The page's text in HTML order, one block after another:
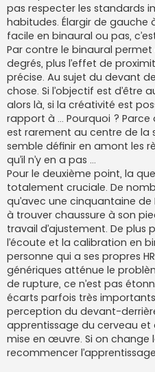
pas respecter les standards
habitudes. Élargir de
facile en binaural ou pas,
Par contre le binaural permet
degrés, plus l’effet de
précise. Au sujet du devant
chose. Si l’objectif est d’être
alors là, si la créativité est
rapport à … Pourquoi ?
est rarement au centre de la
semble définir en amont les
qu’il n’y en a pas …
Pour le deuxième point, la
totalement cruciale. De
qu’avec une cinquantaine de
à trouver chaussure à son
travail d’ajustement. De plus
l’écoute et la calibration en
personne qui a ses propres
génériques atténue le
de rupture, ce n’est pas
écarts parfois très
perception du devant-
apprentissage du cerveau et
mise en œuvre. Si on change
recommencer